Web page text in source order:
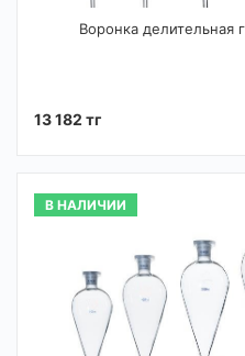
Воронка
13 182 тг
В НАЛИЧИИ